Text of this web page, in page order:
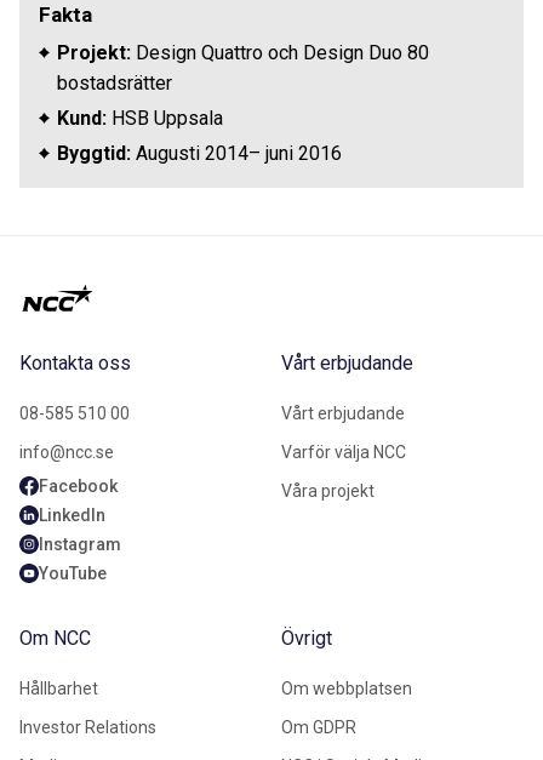
Fakta
Projekt: Design Quattro och Design Duo 80
bostadsrätter
Kund: HSB Uppsala
Byggtid: Augusti 2014– juni 2016
Kontakta oss
08-585 510 00
info@ncc.se
Facebook
LinkedIn
Instagram
YouTube
Vårt erbjudande
Vårt erbjudande
Varför välja NCC
Våra projekt
Om NCC
Hållbarhet
Investor Relations
Övrigt
Om webbplatsen
Om GDPR